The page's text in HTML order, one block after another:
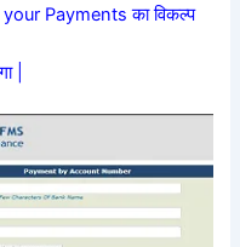
Payments का विकल्प
|